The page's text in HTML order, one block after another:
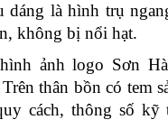
dáng là hình trụ
không bị nổi hạt.
ảnh logo Sơn
thân bồn có tem
cách, thông số kỹ